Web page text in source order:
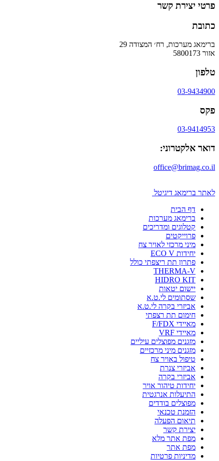
פרטי יצירת קשר
כתובת
ברימאג מערכות, רח׳ המצודה 29
אזור 5800173
טלפון
03-9434900
פקס
03-9414953
דואר אלקטרוני:
office@brimag.co.il
לאתר ברימאג דיגיטל
דף הבית
ברימאג מערכות
קטלוגים ומדריכים
פרוייקטים
מיני מרכזי לאויר צח
יחידות ECO V
פתרון תת ריצפתי כולל
THERMA-V
HIDRO KIT
יישום יטאות
שסתומים לי.ט.א
אביזרי בקרה לי.ט.א
חימום תת רצפתי
מאיידי F/FDX
מאיידי VRF
מזגנים מפוצלים עיליים
מזגנים מיני מרכזיים
טיפול באויר צח
אביזרי צנרת
אביזרי בקרה
יחידות טיהור אויר
התיעלות אנרגטית
מפוצלים בודדים
הזמנת טכנאי
תיאום הפעלה
יצירת קשר
מפת אתר מלא
מפת אתר
מדיניות פרטיות